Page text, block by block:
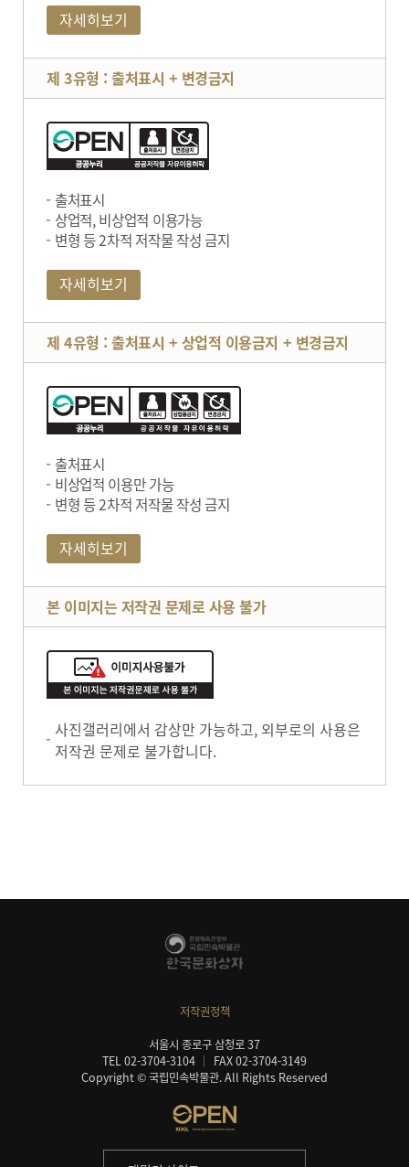
자세히보기
제 3유형 : 출처표시 + 변경금지
출처표시
상업적, 비상업적 이용가능
변형 등 2차적 저작물 작성 금지
자세히보기
제 4유형 : 출처표시 + 상업적 이용금지 + 변경금지
출처표시
비상업적 이용만 가능
변형 등 2차적 저작물 작성 금지
자세히보기
본 이미지는 저작권 문제로 사용 불가
사진갤러리에서 감상만 가능하고, 외부로의 사용은
저작권 문제로 불가합니다.
저작권정책
서울시 종로구 삼청로 37
TEL 02-3704-3104
FAX 02-3704-3149
Copyright © 국립민속박물관. All Rights Reserved